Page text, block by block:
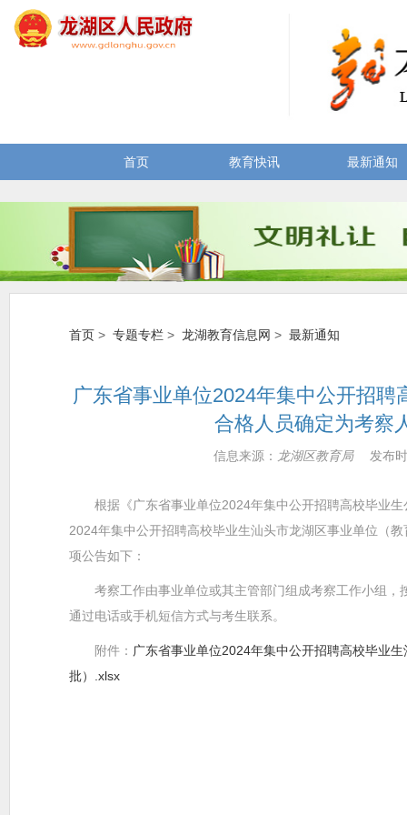
首页 教育快讯 最新通知
首页 > 专题专栏 > 龙湖教育信息网 > 最新通知
广东省事业单位2024年集中公开招
合格人员确定为考察
信息来源： 龙湖区教育局发布时
根据《广东省事业单位2024年集中公开招聘高校毕业生
2024年集中公开招聘高校毕业生汕头市龙湖区事业单位（
项公告如下：
考察工作由事业单位或其主管部门组成考察工作小组，
通过电话或手机短信方式与考生联系。
附件： 广东省事业单位2024年集中公开招聘高校毕业
批）.xlsx